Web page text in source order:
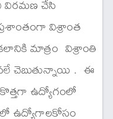
విరమణ చేసి
విశ్రాంత
మాత్రం విశ్రాంతి
చెబుతున్నాయి . ఈ
ఉద్యోగంలో
లో ఉద్యోగాలకోసం